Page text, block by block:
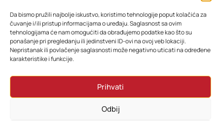
Da bismo pružili najbolje iskustvo, koristimo tehnologije poput kolačića za
čuvanje i/ili pristup informacijama o uređaju. Saglasnost sa ovim
tehnologijama će nam omogućiti da obrađujemo podatke kao što su
ponašanje pri pregledanju ili jedinstveni ID-ovi na ovoj veb lokaciji.
Nepristanak ili povlačenje saglasnosti može negativno uticati na određene
karakteristike i funkcije.
Prihvati
Odbij
ELEKTRONIKA
5.00od 5